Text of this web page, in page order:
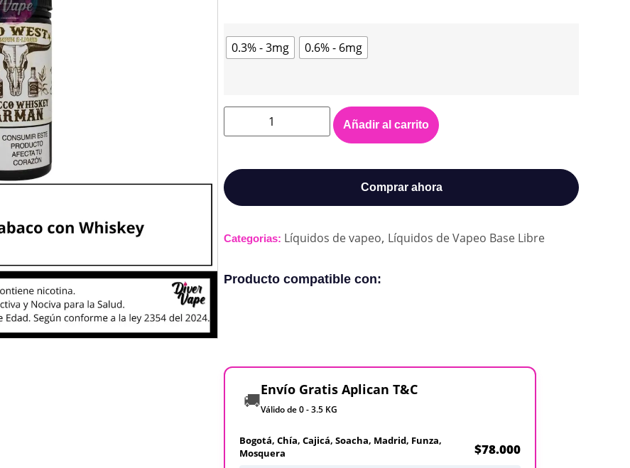
0.3% - 3mg 0.6% - 6mg
Añadir al carrito
Comprar ahora
Categorias: Líquidos de vapeo, Líquidos de Vapeo Base Libre
Producto compatible con:
🚚 Envío Gratis Aplican T&C
Válido de 0 - 3.5 KG
Bogotá, Chía, Cajicá, Soacha, Madrid, Funza,
Mosquera
$78.000